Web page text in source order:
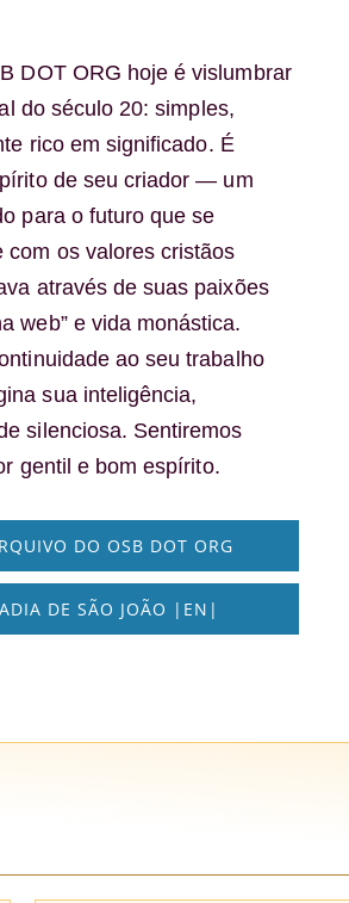
DOT ORG hoje é vislumbrar
do século 20: simples,
rico em significado. É
de seu criador — um
para o futuro que se
com os valores cristãos
através de suas paixões
web” e vida monástica.
ao seu trabalho
sua inteligência,
silenciosa. Sentiremos
gentil e bom espírito.
DO OSB DOT ORG
DE SÃO JOÃO |EN|